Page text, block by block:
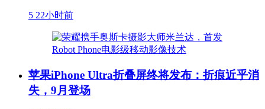
5 22小时前
苹果iPhone Ultra折叠屏终将发布：折痕近乎消
失，9月登场